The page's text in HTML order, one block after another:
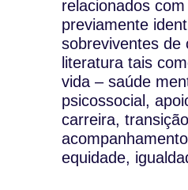
relacionados
previamente
sobreviventes de
literatura tais
vida – saúde
psicossocial,
carreira,
equidade,